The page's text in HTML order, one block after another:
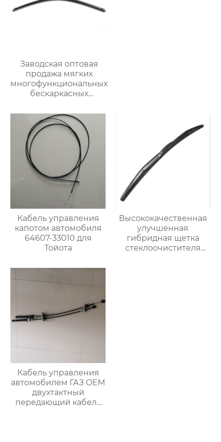
Заводская оптовая
продажа мягких
многофункциональных
бескаркасных
стеклоочистителей
для
стеклоочистителей от
дождя на ветровом
Кабель управления
капотом автомобиля
64607-33010 для
Тойота
Высококачественная
улучшенная
гибридная щетка
стеклоочистителя
Кабель управления
автомобилем ГАЗ OEM
двухтактный
передающий кабель